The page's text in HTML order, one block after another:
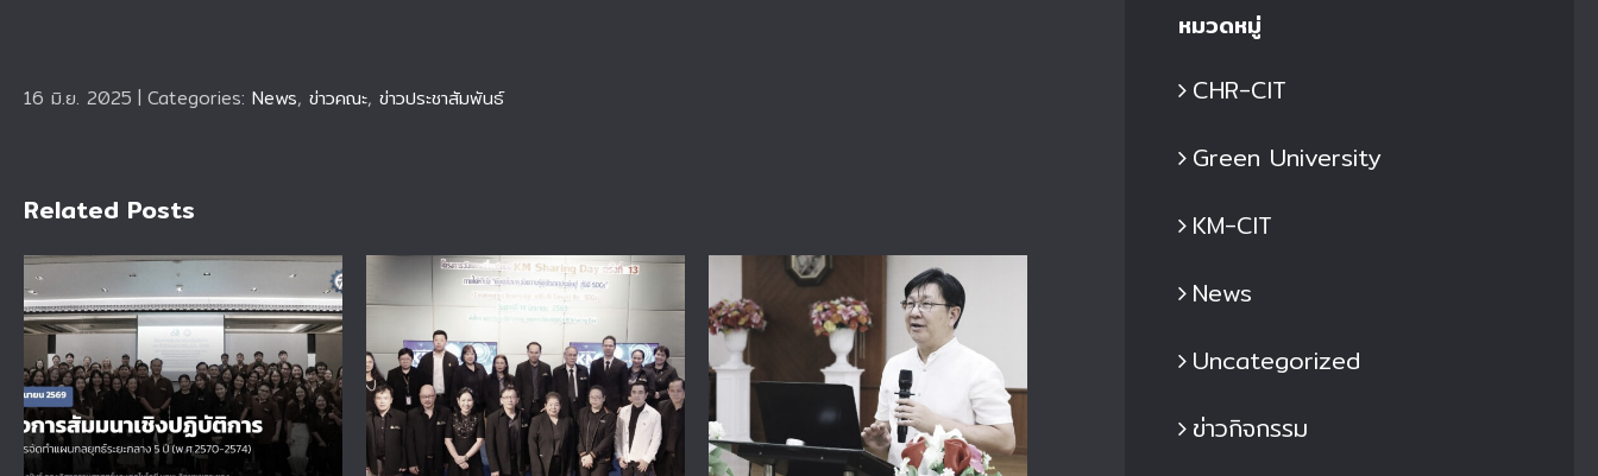
16 มิ.ย. 2025 | Categories: News, ข่าวคณะ, ข่าวประชาสัมพันธ์
Related Posts
หมวดหมู่
CHR-CIT
Green University
KM-CIT
News
Uncategorized
ข่าวกิจกรรม